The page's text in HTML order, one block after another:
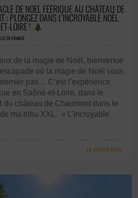
DE NOËL FÉÉRIQUE AU CHÂTEAU DE
: PLONGEZ DANS L’INCROYABLE NOËL
LOIRE !
EN FRANCE
de la magie de Noël, bienvenue
où la magie de Noël vous
pas… C’est l’expérience
en Saône-et-Loire, dans le
du château de Chaumont dans le
ma tribu XXL. « L’Incroyable
EN SAVOIR PLUS